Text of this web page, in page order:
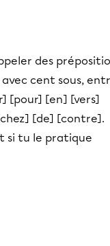
des
cent sous,
[pour] [en] [vers]
[de] [contre].
si tu le pratique